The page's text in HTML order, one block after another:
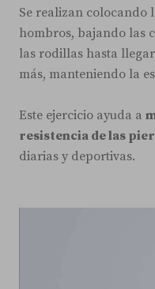
Se realizan colocando
hombros, bajando las
las rodillas hasta
más, manteniendo la
Este ejercicio ayuda a
resistencia de las
diarias y deportivas.